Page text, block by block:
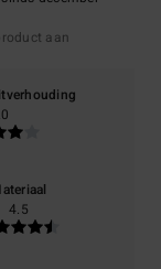
aan
4.5